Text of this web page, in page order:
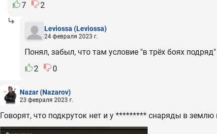
7
2
Leviossa (Leviossa)
24 февраля 2023 г.
Понял, забыл, что там условие "в трёх боях
2
0
Nazar(Nazarov)
23 февраля 2023 г.
Говорят, что подкруток нет и у ********* снаряды в землю